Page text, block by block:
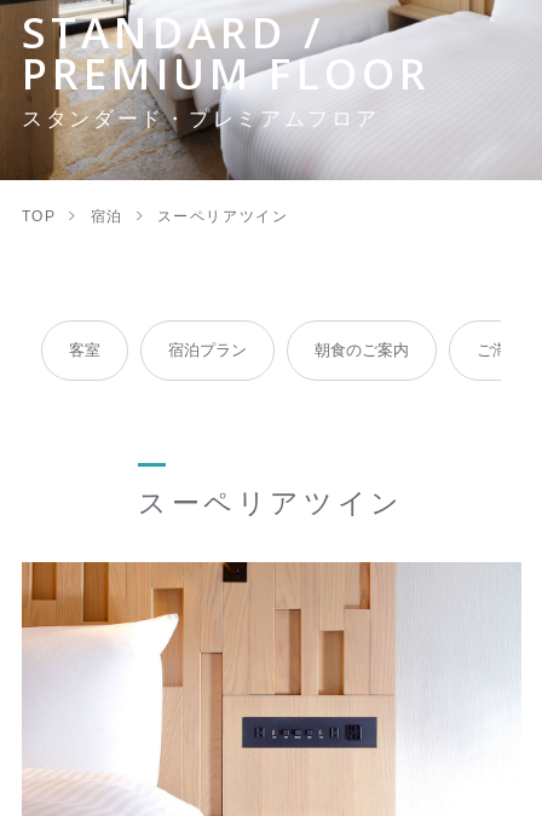
STANDARD /
PREMIUM FLOOR
スタンダード・プレミアムフロア
TOP 宿泊 スーペリアツイン
客室 宿泊プラン 朝食のご案内 ご滞在
スーペリアツイン